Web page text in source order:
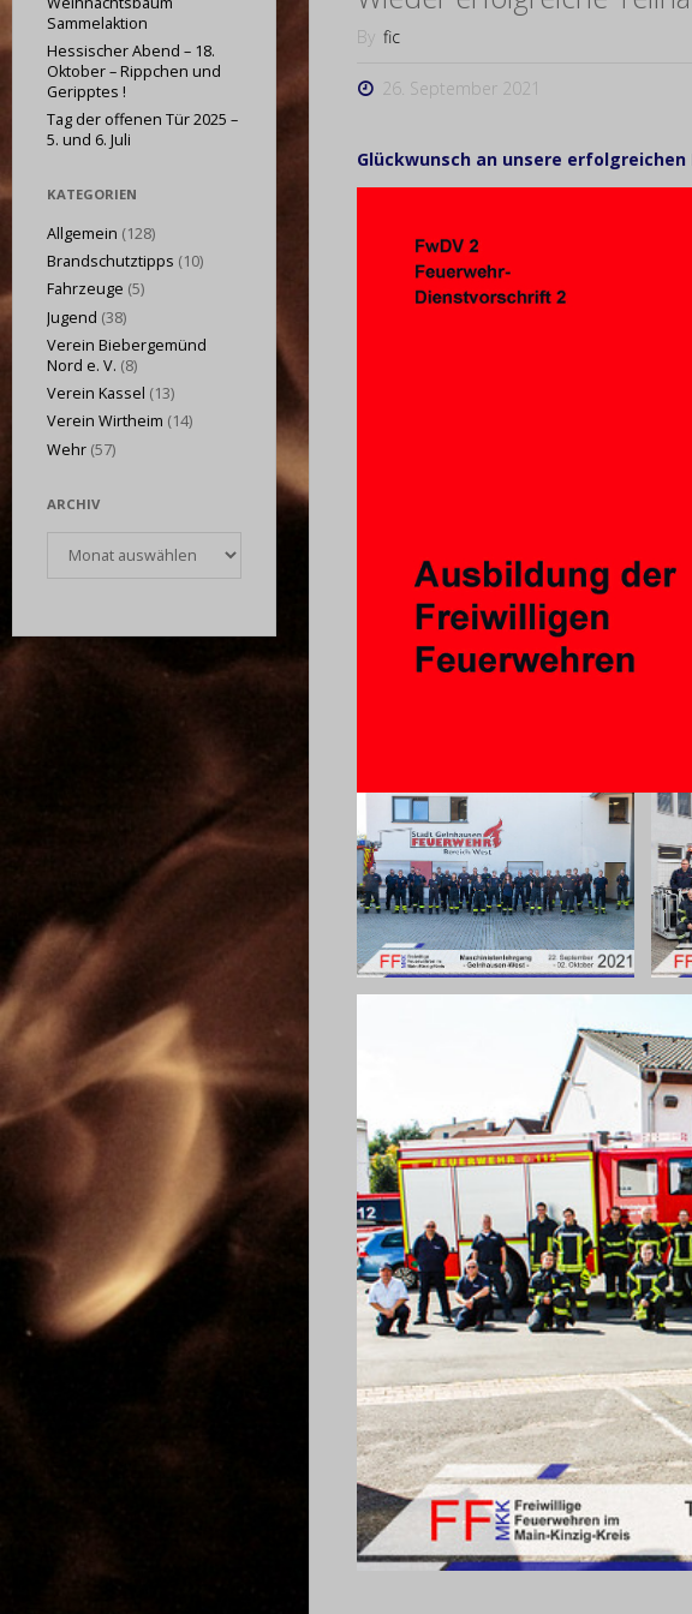
By fic
26. September 2021
Glückwunsch an unsere
Sammelaktion
Hessischer Abend – 18.
Oktober – Rippchen und
Geripptes !
Tag der offenen Tür 2025 –
5. und 6. Juli
KATEGORIEN
Allgemein (128)
Brandschutztipps (10)
Fahrzeuge (5)
Jugend (38)
Verein Biebergemünd
Nord e. V. (8)
Verein Kassel (13)
Verein Wirtheim (14)
Wehr (57)
ARCHIV